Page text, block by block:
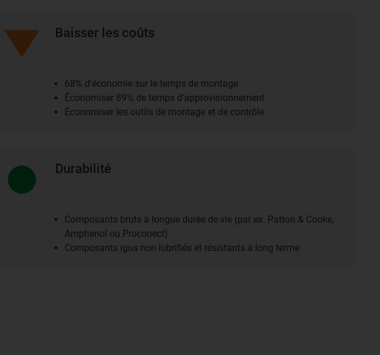
Baisser les coûts
68% d'économie sur le temps de montage
Économiser 89% de temps d'approvisionnement
Économiser les outils de montage et de contrôle
Durabilité
Composants bruts à longue durée de vie (par ex. Patton & Cooke,
Amphenol ou Proconect)
Composants igus non lubrifiés et résistants à long terme